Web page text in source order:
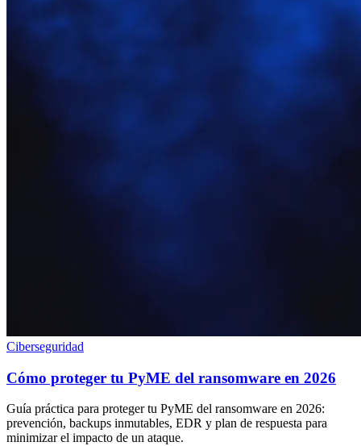
Ciberseguridad
Cómo proteger tu PyME del ransomware en 2026
Guía práctica para proteger tu PyME del ransomware en 2026:
prevención, backups inmutables, EDR y plan de respuesta para
minimizar el impacto de un ataque.